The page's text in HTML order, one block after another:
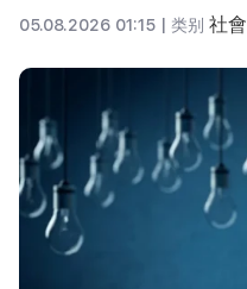
05.08.2026 01:15 | 类别 社會